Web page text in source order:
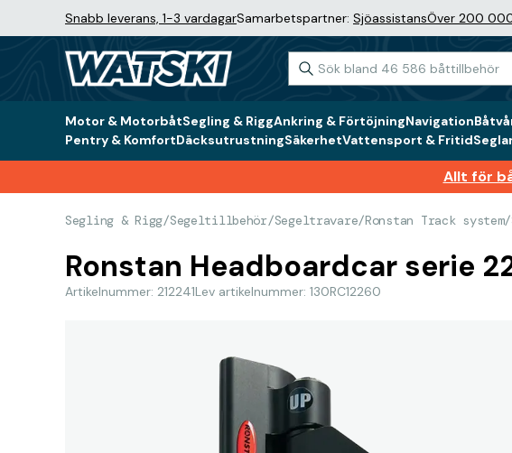
Snabb leverans, 1-3 vardagarSamarbetspartner: SjöassistansÖver 200
Motor & MotorbåtSegling & RiggAnkring & FörtöjningNavigation
Pentry & KomfortDäcksutrustningSäkerhetVattensport & Fritid
Allt för
Segling & Rigg/Segeltillbehör/Segeltravare/Ronstan Track system/
Ronstan Headboardcar serie
Artikelnummer: 212241Lev artikelnummer: 130RC12260